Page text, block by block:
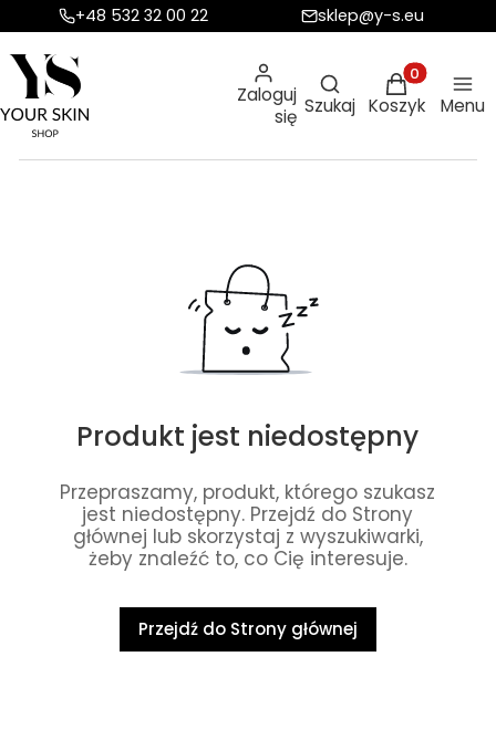
+48 532 32 00 22 sklep@y-s.eu
Zaloguj
się
Otwórz
Szukaj
Produkty w
Koszyk Menu
Produkt jest niedostępny
Przepraszamy, produkt, którego szukasz
jest niedostępny. Przejdź do Strony
głównej lub skorzystaj z wyszukiwarki,
żeby znaleźć to, co Cię interesuje.
Przejdź do Strony głównej